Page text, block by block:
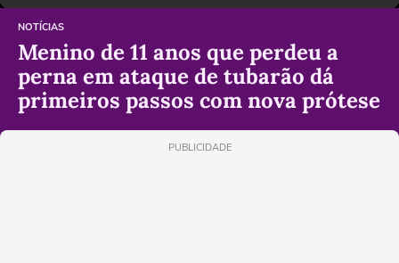
NOTÍCIAS
Menino de 11 anos que perdeu a
perna em ataque de tubarão dá
primeiros passos com nova prótese
PUBLICIDADE